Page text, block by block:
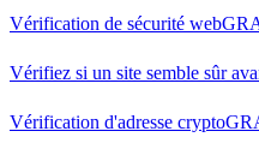
Vérification de sécurité web
Vérifiez si un site semble sûr
Vérification d'adresse crypto